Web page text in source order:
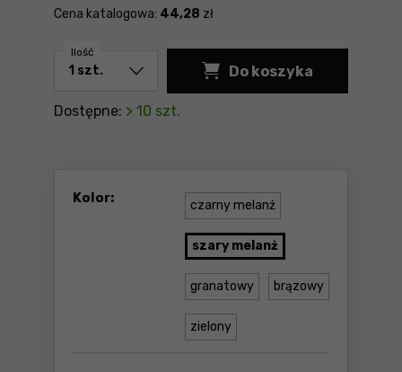
Cena katalogowa: 44,28 zł
Ilość
Do koszyka
Czapka
Dostępne: > 10 szt.
Kolor: czarny melanż
szary melanż
granatowy brązowy
zielony